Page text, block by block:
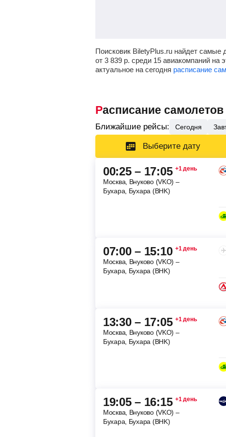
Поисковик BiletyPlus.ru найдет
от 3 839 р. среди 15 авиакомпаний на
актуальное на сегодня расписание
Расписание
Ближайшие рейсы: Сегодня
Выберите дату
00:25 – 17:05 +1 день
Москва, Внуково (VKO) –
Бухара, Бухара (BHK)
07:00 – 15:10 +1 день
Москва, Внуково (VKO) –
Бухара, Бухара (BHK)
13:30 – 17:05 +1 день
Москва, Внуково (VKO) –
Бухара, Бухара (BHK)
19:05 – 16:15 +1 день
Москва, Внуково (VKO) –
Бухара, Бухара (BHK)